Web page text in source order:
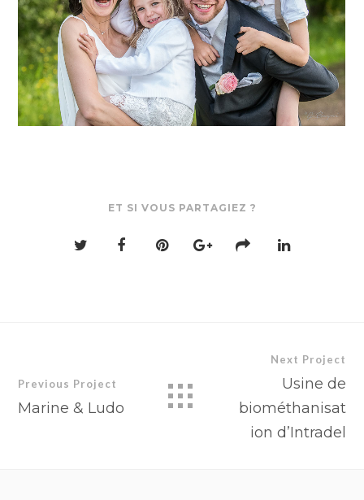
ET SI VOUS PARTAGIEZ ?
Previous Project
Marine & Ludo
Next Project
Usine de
biométhanisat
ion d’Intradel